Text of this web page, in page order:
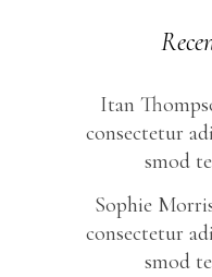
Itan
consectetur
smod
Sophie
consectetur
smod